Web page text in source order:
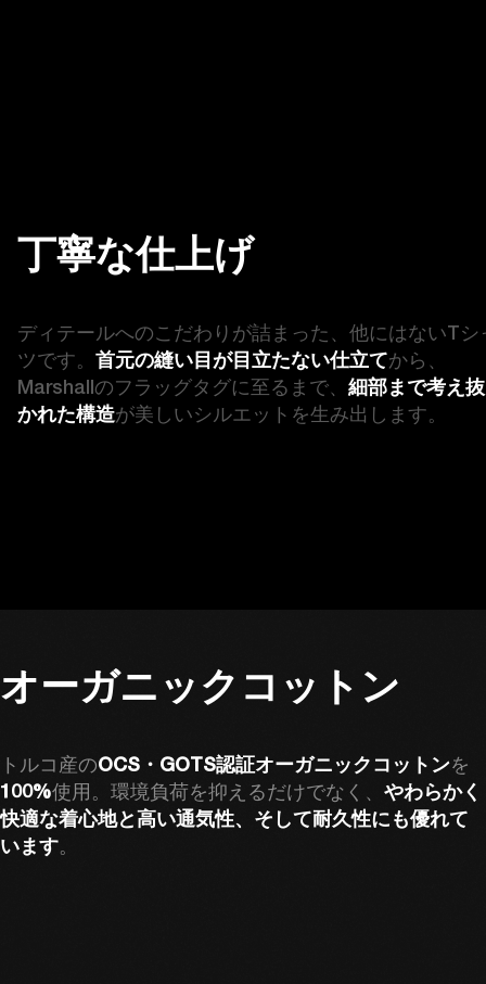
丁寧な仕上げ
ディテールへのこだわりが詰まった、他にはないTシ
ツです。 首元の縫い目が目立たない仕立てから、
Marshallのフラッグタグに至るまで、 細部まで考え抜
かれた構造が美しいシルエットを生み出します。
オーガニックコットン
トルコ産のOCS・GOTS認証オーガニックコットンを
100%使用。環境負荷を抑えるだけでなく、 やわらかく
快適な着心地と高い通気性、そして耐久性にも優れて
います。